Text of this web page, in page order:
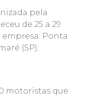
pela
de 25 a 29
Ponta
(SP);
motoristas que